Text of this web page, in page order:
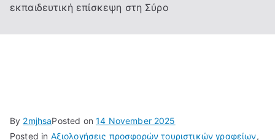
εκπαιδευτική επίσκεψη στη Σύρο
By 2mjhsaPosted on14 November 2025
Posted in Αξιολογήσεις προσφορών τουριστικών γραφείων,